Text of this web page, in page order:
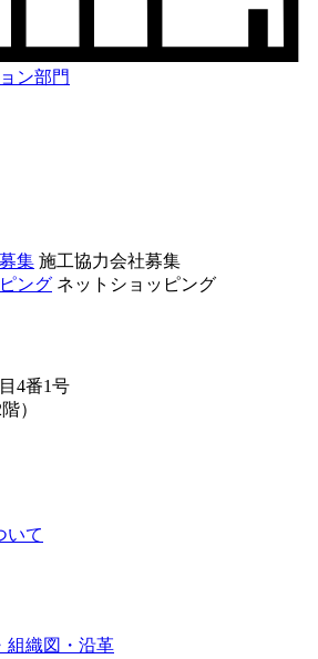
ン部門
施工協力会社募集
ネットショッピング
4番1号
）
いて
組織図・沿革